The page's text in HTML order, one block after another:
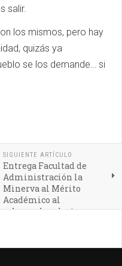
salir.
los mismos, pero hay
quizás ya
se los demande… si
SIGUIENTE ARTÍCULO
Entrega Facultad de
Administración la
Minerva al Mérito
Académico al
gobernador electo